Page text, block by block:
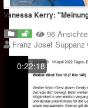
Vanessa Kerry:
96
Franz Josef Suppanz
0:22:18